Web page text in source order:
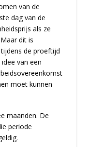
van de
dag van de
als ze
dit is
de proeftijd
van een
moet kunnen
maanden. De
periode